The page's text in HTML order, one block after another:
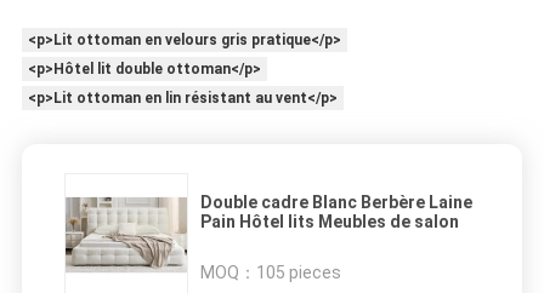
<p>Lit ottoman en velours gris pratique</p>
<p>Hôtel lit double ottoman</p>
<p>Lit ottoman en lin résistant au vent</p>
Double cadre Blanc Berbère Laine
Pain Hôtel lits Meubles de salon
MOQ： 105 pieces